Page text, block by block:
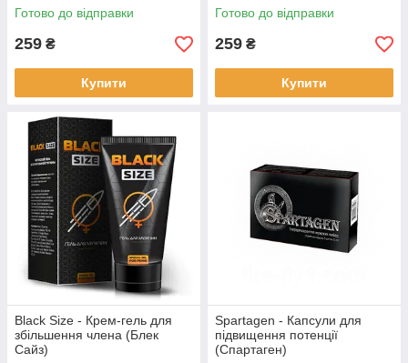
Готово до відправки
259 ₴
Купити
Готово до відправки
259 ₴
Купити
Black Size - Крем-гель для
збільшення члена (Блек
Сайз)
Spartagen - Капсули для
підвищення потенції
(Спартаген)